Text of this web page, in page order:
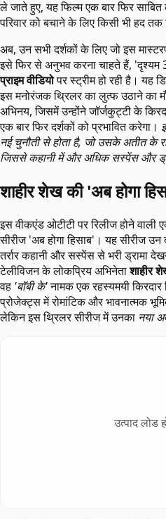
ले जाते हुए, यह फिल्म एक बार फिर
परिवार को बचाने के लिए किसी भी हद
अब, उन सभी दर्शकों के लिए जो इस
इसे फिर से अनुभव करना चाहते हैं, 'दृश्यम
प्राइम वीडियोपर स्ट्रीम हो रही है। यह
इस मनोरंजक थ्रिलर का लुत्फ उठाने का
अभिनय, जिसमें उन्होंने जॉर्जकुट्टी के
एक बार फिर दर्शकों को प्रभावित करेगा।
नई चुनौती से होता है, जो उसके अतीत के
जिससे कहानी में और अधिक सस्पेंस और
शाहीर शेख की 'अब होगा
इस वीकएंड ओटीटी पर रिलीज होने
सीरीज 'अब होगा हिसाब'। यह सीरीज
तर्रार कहानी और सस्पेंस से भरी ड्रामा
टेलीविजन के लोकप्रिय अभिनेताशाहीर
वह 'बॉबी के'नामक एक रहस्यमयी
प्रोजेक्ट्स में रोमांटिक और भावनात्मक
लेकिन इस थ्रिलर सीरीज में उनका नया
उत्पाद लोड